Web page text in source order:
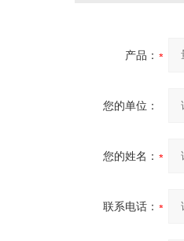
产品：
您的单位：
您的姓名：
联系电话：